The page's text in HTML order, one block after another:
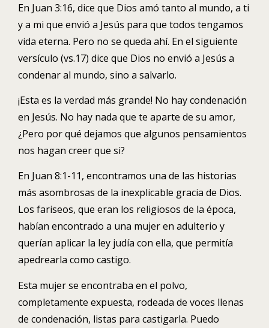
En Juan 3:16, dice que Dios amó tanto al mundo, a ti
y a mi que envió a Jesús para que todos tengamos
vida eterna. Pero no se queda ahí. En el siguiente
versículo (vs.17) dice que Dios no envió a Jesús a
condenar al mundo, sino a salvarlo.
¡Esta es la verdad más grande! No hay condenación
en Jesús. No hay nada que te aparte de su amor,
¿Pero por qué dejamos que algunos pensamientos
nos hagan creer que si?
En Juan 8:1-11, encontramos una de las historias
más asombrosas de la inexplicable gracia de Dios.
Los fariseos, que eran los religiosos de la época,
habían encontrado a una mujer en adulterio y
querían aplicar la ley judía con ella, que permitía
apedrearla como castigo.
Esta mujer se encontraba en el polvo,
completamente expuesta, rodeada de voces llenas
de condenación, listas para castigarla. Puedo